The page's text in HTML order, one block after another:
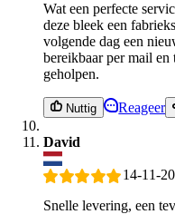
Wat een perfecte
deze bleek een
volgende dag een
bereikbaar per mail
geholpen.
Nuttig Reageer
David
14-11-
Snelle levering, een